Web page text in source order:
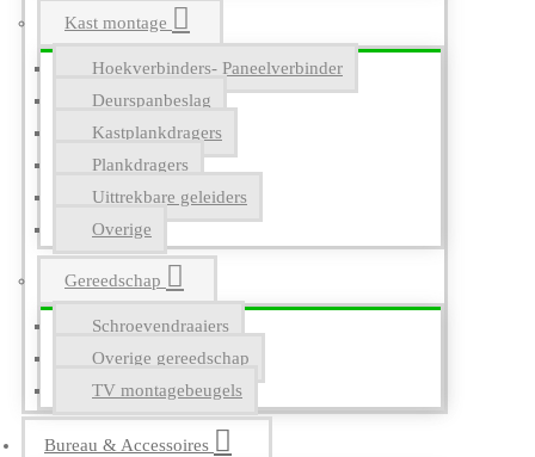
Kast montage
Hoekverbinders- Paneelverbinder
Deurspanbeslag
Kastplankdragers
Plankdragers
Uittrekbare geleiders
Overige
Gereedschap
Schroevendraaiers
Overige gereedschap
TV montagebeugels
Bureau & Accessoires